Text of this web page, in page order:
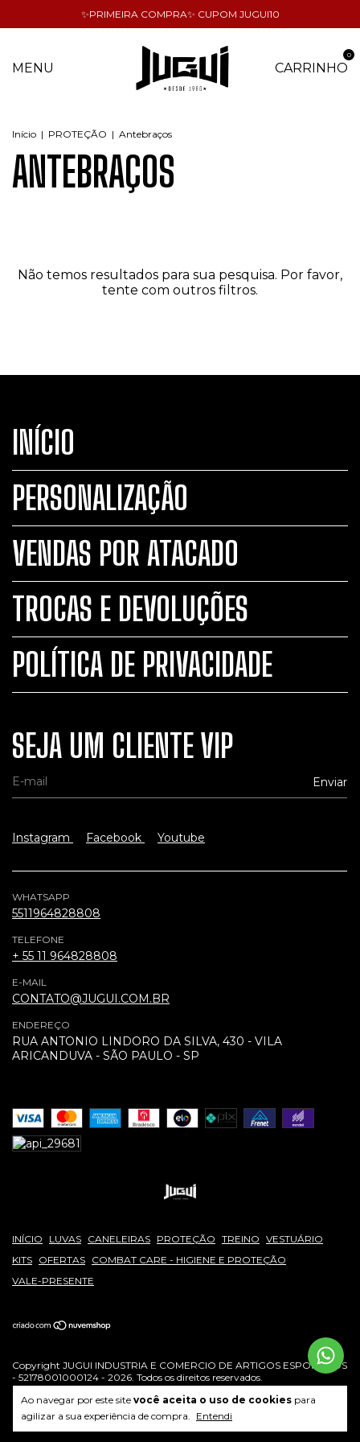
✨PRIMEIRA COMPRA✨ CUPOM JUGUI10
MENU CARRINHO
0
Ao navegar por este site você aceita o uso de cookies para
agilizar a sua experiência de compra. Entendi
Início | PROTEÇÃO | Antebraços
ANTEBRAÇOS
Não temos resultados para sua pesquisa. Por favor,
tente com outros filtros.
INÍCIO
PERSONALIZAÇÃO
VENDAS POR ATACADO
TROCAS E DEVOLUÇÕES
POLÍTICA DE PRIVACIDADE
SEJA UM CLIENTE VIP
Instagram Facebook Youtube
WHATSAPP
5511964828808
TELEFONE
+ 55 11 964828808
E-MAIL
CONTATO@JUGUI.COM.BR
ENDEREÇO
RUA ANTONIO LINDORO DA SILVA, 430 - VILA
ARICANDUVA - SÃO PAULO - SP
INÍCIO LUVAS CANELEIRAS PROTEÇÃO TREINO VESTUÁRIO
KITS OFERTAS COMBAT CARE - HIGIENE E PROTEÇÃO
VALE-PRESENTE
Copyright JUGUI INDUSTRIA E COMERCIO DE ARTIGOS ESPORTIVOS
- 52178001000124 - 2026. Todos os direitos reservados.